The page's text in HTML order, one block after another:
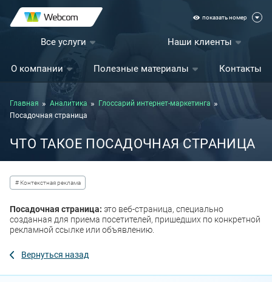
показать номер
Все услуги Наши клиенты
О компании Полезные материалы Контакты
Главная Аналитика
Глоссарий интернет-маркетинга
Посадочная страница
ЧТО ТАКОЕ ПОСАДОЧНАЯ СТРАНИЦА
# Контекстная реклама
Посадочная страница: это веб-страница, специально
созданная для приема посетителей, пришедших по конкретной
рекламной ссылке или объявлению.
Вернуться назад